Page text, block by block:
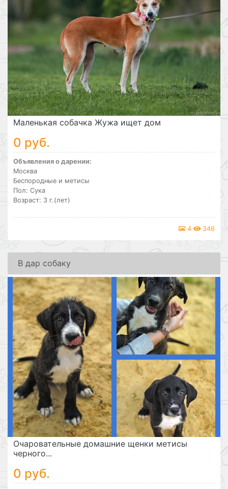
Маленькая собачка Жужа ищет дом
0 руб.
Объявления о дарении:
Москва
Беспородные и метисы
Пол: Сука
Возраст: 3 г.(лет)
4 346
В дар собаку
Очаровательные домашние щенки метисы
черного...
0 руб.